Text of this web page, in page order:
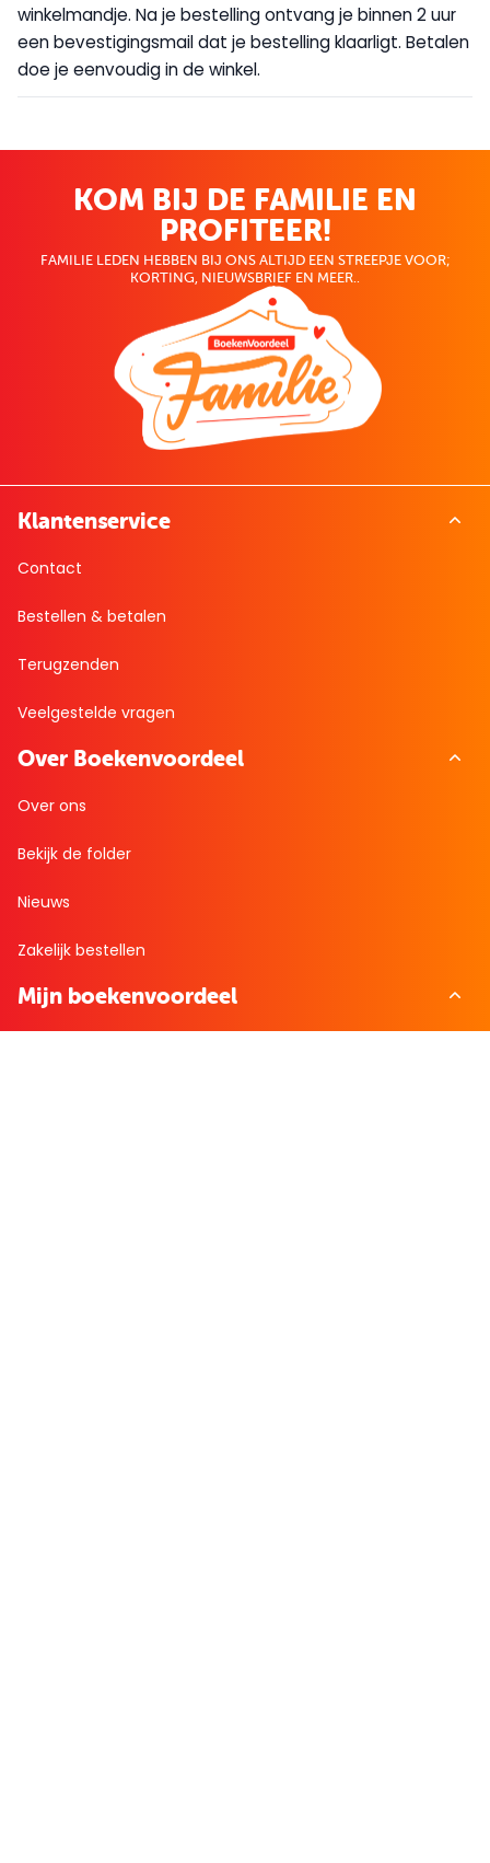
winkelmandje. Na je bestelling ontvang je binnen 2 uur
een bevestigingsmail dat je bestelling klaarligt. Betalen
doe je eenvoudig in de winkel.
KOM BIJ DE FAMILIE EN
PROFITEER!
FAMILIE LEDEN HEBBEN BIJ ONS ALTIJD EEN STREEPJE VOOR;
KORTING, NIEUWSBRIEF EN MEER..
Klantenservice
Contact
Bestellen & betalen
Terugzenden
Veelgestelde vragen
Over Boekenvoordeel
Over ons
Bekijk de folder
Nieuws
Zakelijk bestellen
Mijn boekenvoordeel